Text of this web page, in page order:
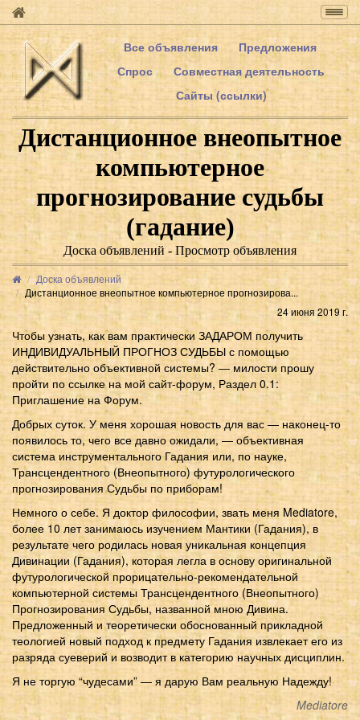
Все объявления
Предложения
Спрос
Совместная деятельность
Сайты (ссылки)
Дистанционное внеопытное
компьютерное
прогнозирование судьбы
(гадание)
Доска объявлений - Просмотр объявления
Доска объявлений
Дистанционное внеопытное компьютерное прогнозирова...
24 июня 2019 г.
Чтобы узнать, как вам практически ЗАДАРОМ получить
ИНДИВИДУАЛЬНЫЙ ПРОГНОЗ СУДЬБЫ с помощью
действительно объективной системы? ― милости прошу
пройти по ссылке на мой сайт-форум, Раздел 0.1:
Приглашение на Форум.
Добрых суток. У меня хорошая новость для вас ― наконец-то
появилось то, чего все давно ожидали, ― объективная
система инструментального Гадания или, по науке,
Трансцендентного (Внеопытного) футурологического
прогнозирования Судьбы по приборам!
Немного о себе. Я доктор философии, звать меня Mediatore,
более 10 лет занимаюсь изучением Мантики (Гадания), в
результате чего родилась новая уникальная концепция
Дивинации (Гадания), которая легла в основу оригинальной
футурологической прорицательно-рекомендательной
компьютерной системы Трансцендентного (Внеопытного)
Прогнозирования Судьбы, названной мною Дивина.
Предложенный и теоретически обоснованный прикладной
теологией новый подход к предмету Гадания извлекает его из
разряда суеверий и возводит в категорию научных дисциплин.
Я не торгую “чудесами” ― я дарую Вам реальную Надежду!
Mediatore